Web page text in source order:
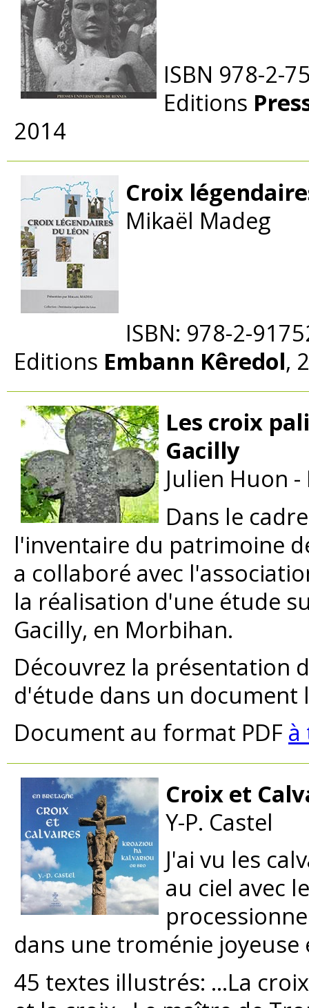
ISBN 978-2-
Editions
2014
Croix
Mikaël Madeg
ISBN: 978-2-
Editions Embann Kêredol,
Les croix
Gacilly
Julien Huon
Dans le
l'inventaire du patrimoine
a collaboré avec
la réalisation d'une étude
Gacilly, en Morbihan.
Découvrez la présentation
d'étude dans un
Document au format PDF à
Croix et
Y-P. Castel
J'ai vu les
au ciel avec
dans une troménie joyeuse
45 textes illustrés: ...La